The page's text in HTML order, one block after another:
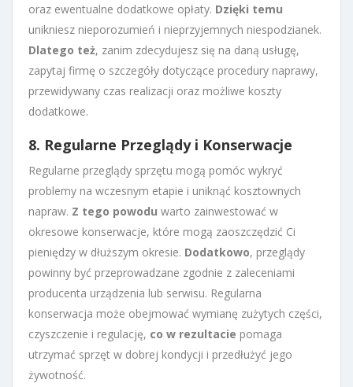
oraz ewentualne dodatkowe opłaty. Dzięki temu
unikniesz nieporozumień i nieprzyjemnych niespodzianek.
Dlatego też, zanim zdecydujesz się na daną usługę,
zapytaj firmę o szczegóły dotyczące procedury naprawy,
przewidywany czas realizacji oraz możliwe koszty
dodatkowe.
8. Regularne Przeglądy i Konserwacje
Regularne przeglądy sprzętu mogą pomóc wykryć
problemy na wczesnym etapie i uniknąć kosztownych
napraw. Z tego powodu warto zainwestować w
okresowe konserwacje, które mogą zaoszczędzić Ci
pieniędzy w dłuższym okresie. Dodatkowo, przeglądy
powinny być przeprowadzane zgodnie z zaleceniami
producenta urządzenia lub serwisu. Regularna
konserwacja może obejmować wymianę zużytych części,
czyszczenie i regulację, co w rezultacie pomaga
utrzymać sprzęt w dobrej kondycji i przedłużyć jego
żywotność.